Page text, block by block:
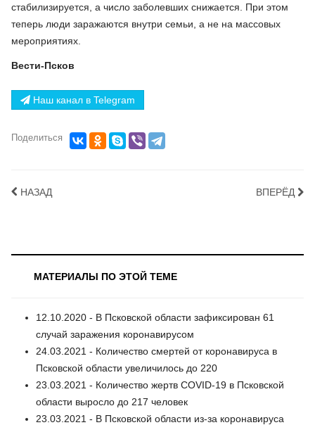
стабилизируется, а число заболевших снижается. При этом
теперь люди заражаются внутри семьи, а не на массовых
мероприятиях.
Вести-Псков
Наш канал в Telegram
Поделиться
НАЗАД ВПЕРЁД
МАТЕРИАЛЫ ПО ЭТОЙ ТЕМЕ
12.10.2020 - В Псковской области зафиксирован 61
случай заражения коронавирусом
24.03.2021 - Количество смертей от коронавируса в
Псковской области увеличилось до 220
23.03.2021 - Количество жертв COVID-19 в Псковской
области выросло до 217 человек
23.03.2021 - В Псковской области из-за коронавируса